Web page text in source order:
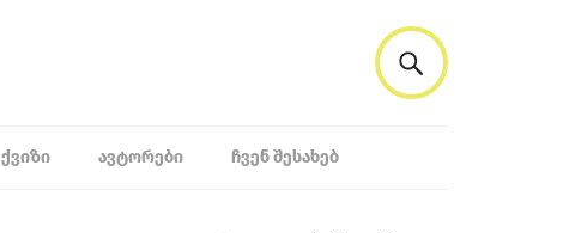
ᲥᲕᲘᲖᲘ ᲐᲕᲢᲝᲠᲔᲑᲘ ᲩᲕᲔᲜ ᲨᲔᲡᲐᲮᲔᲑ